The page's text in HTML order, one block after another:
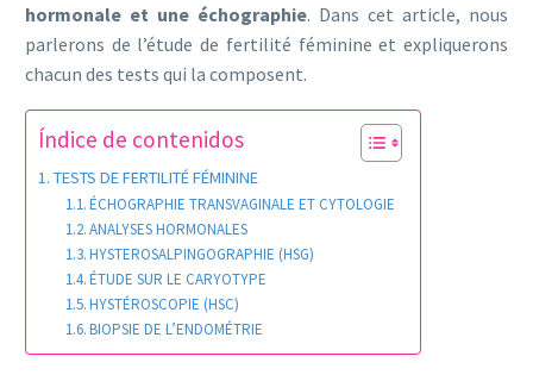
hormonale et une échographie. Dans cet article, nous
parlerons de l’étude de fertilité féminine et expliquerons
chacun des tests qui la composent.
Índice de contenidos
TESTS DE FERTILITÉ FÉMININE
ÉCHOGRAPHIE TRANSVAGINALE ET CYTOLOGIE
ANALYSES HORMONALES
HYSTEROSALPINGOGRAPHIE (HSG)
ÉTUDE SUR LE CARYOTYPE
HYSTÉROSCOPIE (HSC)
BIOPSIE DE L’ENDOMÉTRIE